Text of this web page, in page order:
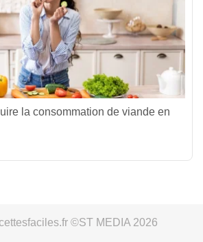
la consommation de viande en
©ST MEDIA 2026